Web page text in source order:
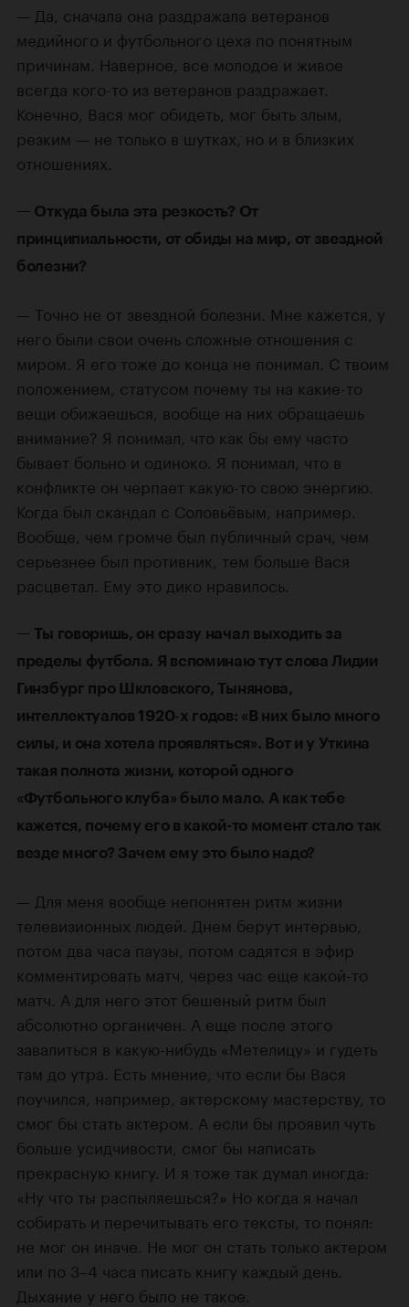
— Да, сначала она раздражала ветеранов
медийного и футбольного цеха по понятным
причинам. Наверное, все молодое и живое
всегда кого-то из ветеранов раздражает.
Конечно, Вася мог обидеть, мог быть злым,
резким — не только в шутках, но и в близких
отношениях.
— Откуда была эта резкость? От
принципиальности, от обиды на мир, от звездной
болезни?
— Точно не от звездной болезни. Мне кажется, у
него были свои очень сложные отношения с
миром. Я его тоже до конца не понимал. С твоим
положением, статусом почему ты на какие-то
вещи обижаешься, вообще на них обращаешь
внимание? Я понимал, что как бы ему часто
бывает больно и одиноко. Я понимал, что в
конфликте он черпает какую-то свою энергию.
Когда был скандал с Соловьёвым, например.
Вообще, чем громче был публичный срач, чем
серьезнее был противник, тем больше Вася
расцветал. Ему это дико нравилось.
— Ты говоришь, он сразу начал выходить за
пределы футбола. Я вспоминаю тут слова Лидии
Гинзбург про Шкловского, Тынянова,
интеллектуалов 1920‑х годов: «В них было много
силы, и она хотела проявляться». Вот и у Уткина
такая полнота жизни, которой одного
«Футбольного клуба» было мало. А как тебе
кажется, почему его в какой-то момент стало так
везде много? Зачем ему это было надо?
— Для меня вообще непонятен ритм жизни
телевизионных людей. Днем берут интервью,
потом два часа паузы, потом садятся в эфир
комментировать матч, через час еще какой-то
матч. А для него этот бешеный ритм был
абсолютно органичен. А еще после этого
завалиться в какую-нибудь «Метелицу» и гудеть
там до утра. Есть мнение, что если бы Вася
поучился, например, актерскому мастерству, то
смог бы стать актером. А если бы проявил чуть
больше усидчивости, смог бы написать
прекрасную книгу. И я тоже так думал иногда:
«Ну что ты распыляешься?» Но когда я начал
собирать и перечитывать его тексты, то понял:
не мог он иначе. Не мог он стать только актером
или по 3–4 часа писать книгу каждый день.
Дыхание у него было не такое.